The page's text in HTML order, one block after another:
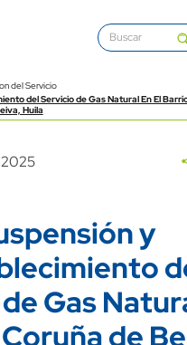
del Servicio
del Servicio de Gas Natural En El
Huila
y
Gas
de